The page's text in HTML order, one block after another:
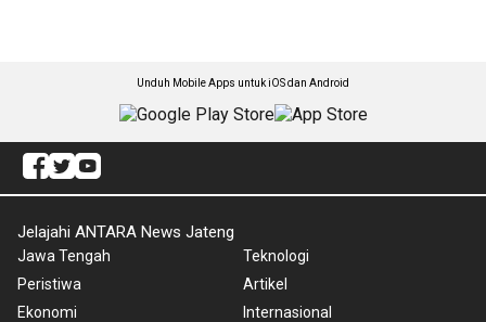
Unduh Mobile Apps untuk iOS dan Android
Jelajahi ANTARA News Jateng
Jawa Tengah
Peristiwa
Ekonomi
Teknologi
Artikel
Internasional